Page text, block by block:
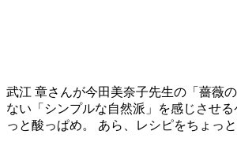
武江 章さんが今田美奈子先生の「薔薇
ない「シンプルな自然派」を感じさせ
っと酸っぱめ。 あら、レシピをちょっ